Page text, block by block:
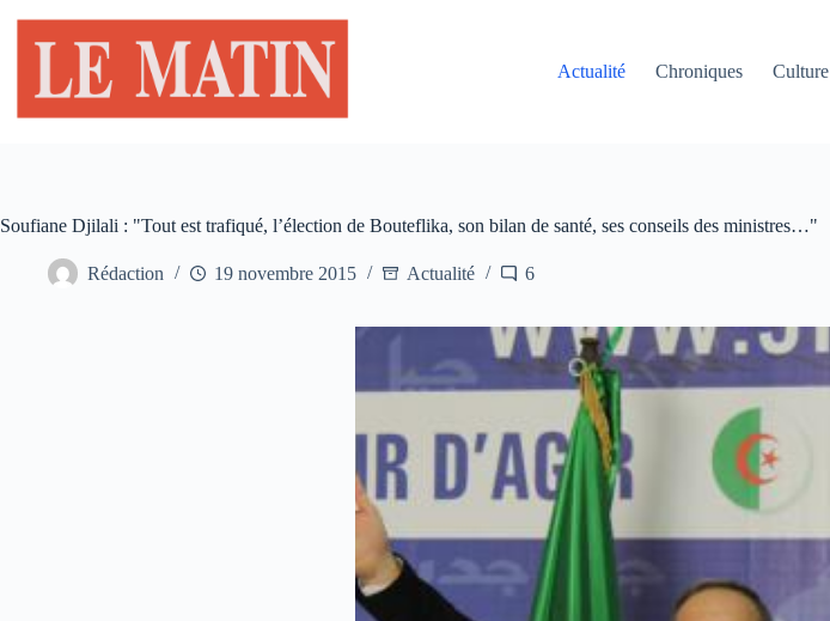
contenu
Actualité
Chroniques Culture
Soufiane Djilali : "Tout est trafiqué, l’élection de Bouteflika, son bilan de santé, ses conseils des ministres…"
Rédaction 19 novembre 2015 Actualité 6